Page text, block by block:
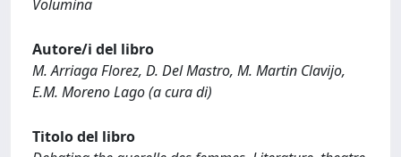
Volumina
Autore/i del libro
M. Arriaga Florez, D. Del Mastro, M. Martin Clavijo,
E.M. Moreno Lago (a cura di)
Titolo del libro